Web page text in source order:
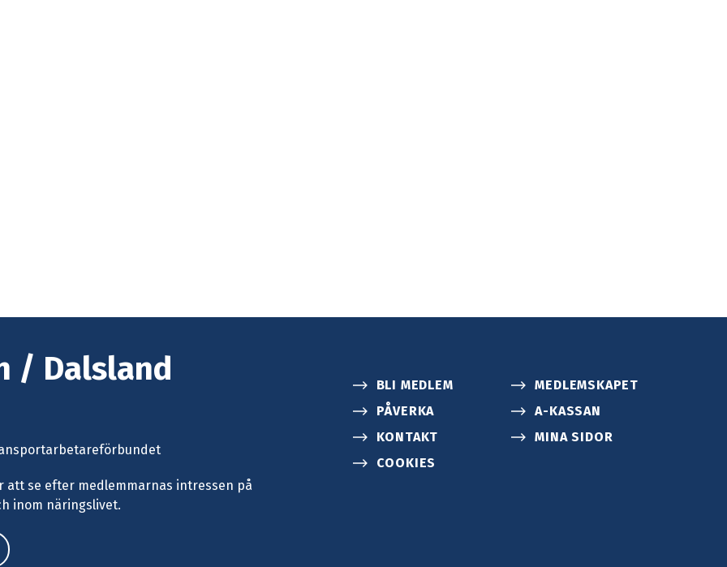
/ Dalsland
att se efter medlemmarnas intressen på
inom näringslivet.
BLI MEDLEM
MEDLEMSKAPET
PÅVERKA
A-KASSAN
KONTAKT
MINA SIDOR
COOKIES